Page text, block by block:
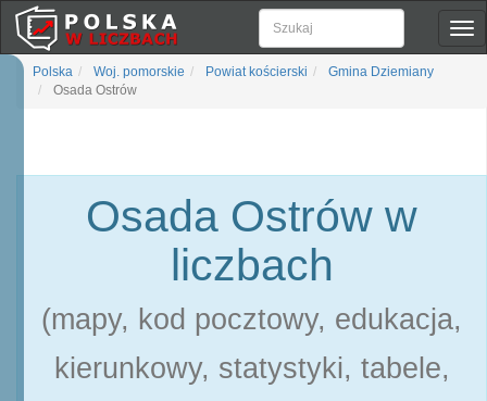
Polska Woj. pomorskie Powiat kościerski
Gmina Dziemiany
Osada Ostrów
Osada Ostrów w
liczbach
(mapy, kod pocztowy, edukacja,
kierunkowy, statystyki, tabele,